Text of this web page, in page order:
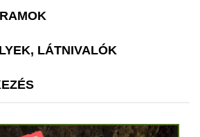
LÁTNIVALÓK